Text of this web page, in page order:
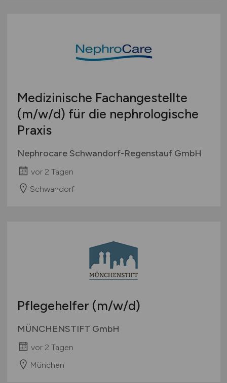
Medizinische Fachangestellte
(m/w/d) für die nephrologische
Praxis
Nephrocare Schwandorf-Regenstauf GmbH
vor 2 Tagen
Schwandorf
Pflegehelfer (m/w/d)
MÜNCHENSTIFT GmbH
vor 2 Tagen
München